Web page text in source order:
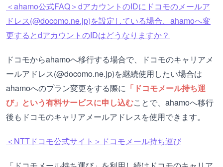
＜ahamo公式FAQ＞dアカウントのIDにドコモのメールア
ドレス(@docomo.ne.jp)を設定している場合、ahamoへ変
更するとdアカウントのIDはどうなりますか？
ドコモからahamoへ移行する場合で、ドコモのキャリアメ
ールアドレス(@docomo.ne.jp)を継続使用したい場合は
ahamoへのプラン変更をする際に 「ドコモメール持ち運
び」という有料サービスに申し込むことで、ahamoへ移行
後もドコモのキャリアメールアドレスを使用できます。
＜NTTドコモ公式サイト＞ドコモメール持ち運び